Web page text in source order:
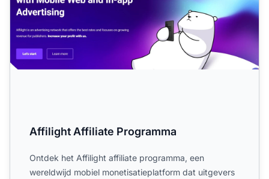
Affilight Affiliate Programma
Ontdek het Affilight affiliate programma, een
wereldwijd mobiel monetisatieplatform dat uitgevers